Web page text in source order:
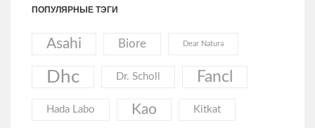
ПОПУЛЯРНЫЕ ТЭГИ
Asahi Biore Dear Natura
Dhc Dr. Scholl Fancl
Hada Labo Kao Kitkat